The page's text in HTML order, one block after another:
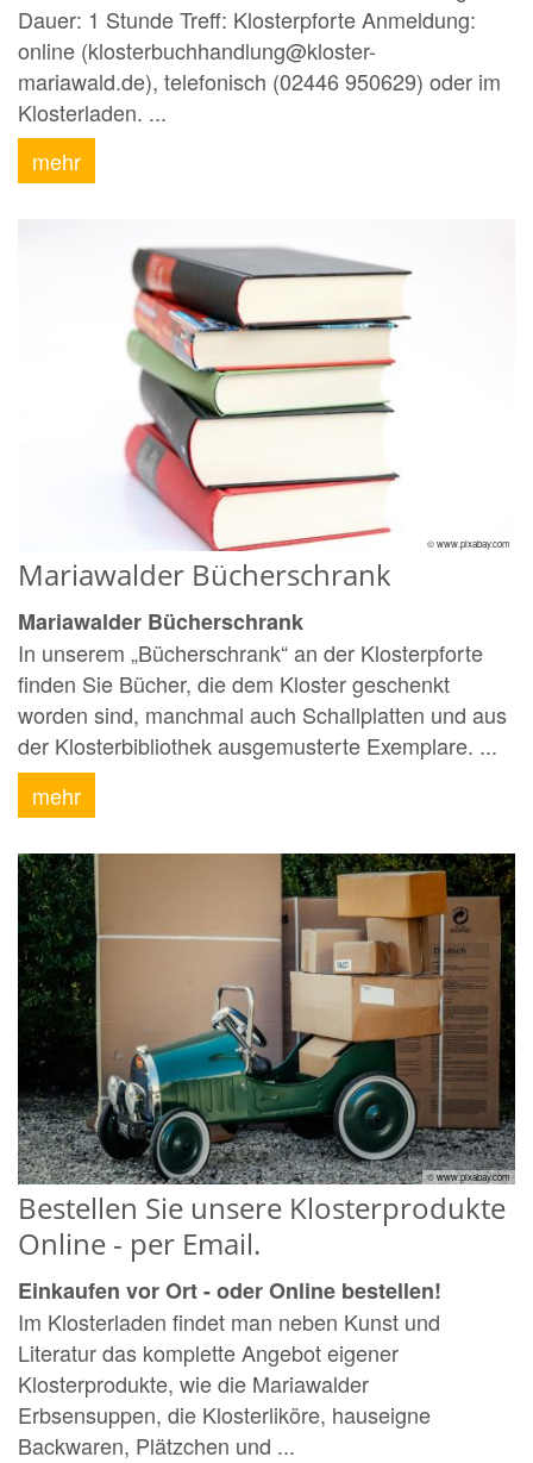
Dauer: 1 Stunde Treff: Klosterpforte Anmeldung:
online (klosterbuchhandlung@kloster-
mariawald.de), telefonisch (02446 950629) oder im
Klosterladen. ...
mehr
© www.pixabay.com
Mariawalder Bücherschrank
Mariawalder Bücherschrank
In unserem „Bücherschrank“ an der Klosterpforte
finden Sie Bücher, die dem Kloster geschenkt
worden sind, manchmal auch Schallplatten und aus
der Klosterbibliothek ausgemusterte Exemplare. ...
mehr
© www.pixabay.com
Bestellen Sie unsere Klosterprodukte
Online - per Email.
Einkaufen vor Ort - oder Online bestellen!
Im Klosterladen findet man neben Kunst und
Literatur das komplette Angebot eigener
Klosterprodukte, wie die Mariawalder
Erbsensuppen, die Klosterliköre, hauseigne
Backwaren, Plätzchen und ...